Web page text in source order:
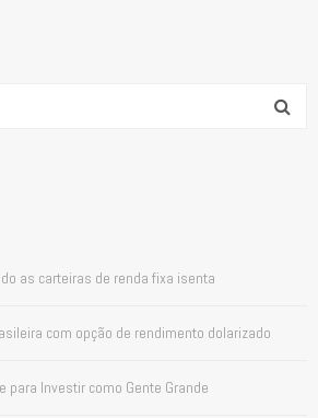
as carteiras de renda fixa isenta
com opção de rendimento dolarizado
para Investir como Gente Grande